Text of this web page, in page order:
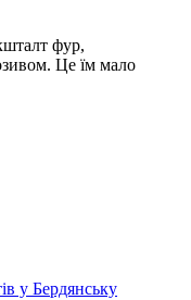
фур,
Це їм мало
у Бердянську